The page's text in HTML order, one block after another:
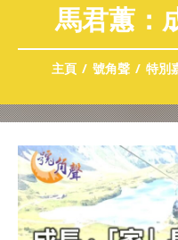
馬君蕙：
主頁 號角聲 特別